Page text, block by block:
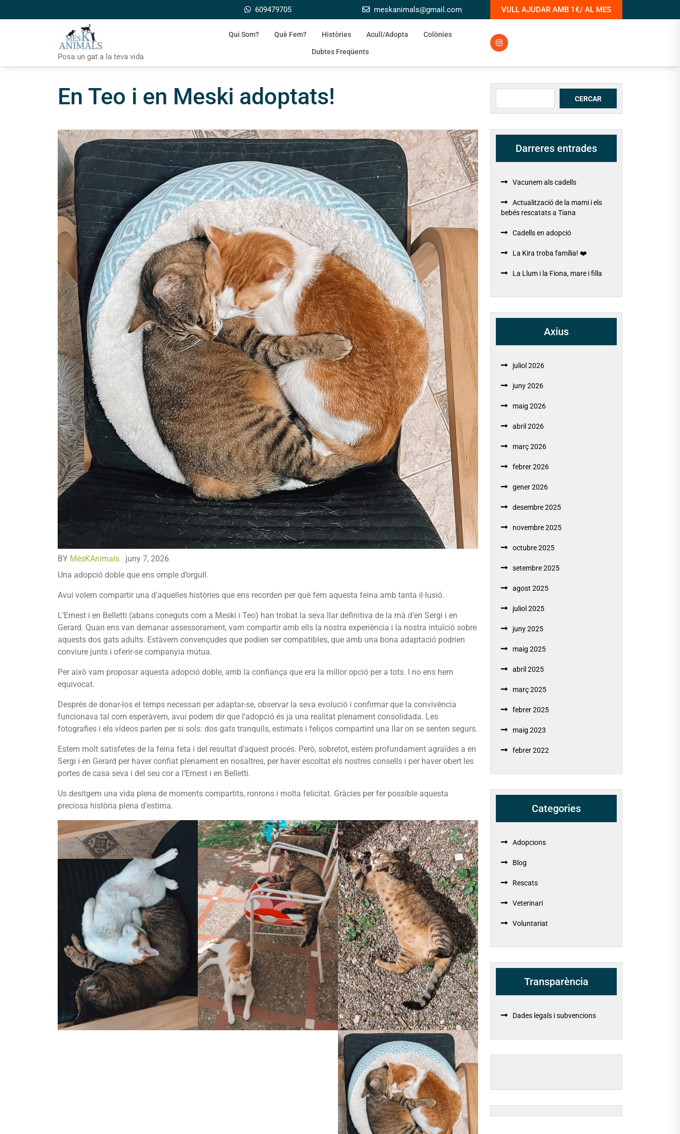
to
609479705 meskanimals@gmail.com VULL AJUDAR AMB 1€/ AL MES
Posa un gat a la teva vida
Qui Som? Què Fem? Històries Acull/Adopta Colònies
Dubtes Freqüents
En Teo i en Meski adoptats!
BY MésKAnimals
juny 7, 2026
Una adopció doble que ens omple d’orgull.
Avui volem compartir una d’aquelles històries que ens recorden per què fem aquesta feina amb tanta il·lusió.
L’Ernest i en Belletti (abans coneguts com a Meski i Teo) han trobat la seva llar definitiva de la mà d’en Sergi i en
Gerard. Quan ens van demanar assessorament, vam compartir amb ells la nostra experiència i la nostra intuïció sobre
aquests dos gats adults. Estàvem convençudes que podien ser compatibles, que amb una bona adaptació podrien
conviure junts i oferir-se companyia mútua.
Per això vam proposar aquesta adopció doble, amb la confiança que era la millor opció per a tots. I no ens hem
equivocat.
Després de donar-los el temps necessari per adaptar-se, observar la seva evolució i confirmar que la convivència
funcionava tal com esperàvem, avui podem dir que l’adopció és ja una realitat plenament consolidada. Les
fotografies i els vídeos parlen per si sols: dos gats tranquils, estimats i feliços compartint una llar on se senten segurs.
Estem molt satisfetes de la feina feta i del resultat d’aquest procés. Però, sobretot, estem profundament agraïdes a en
Sergi i en Gerard per haver confiat plenament en nosaltres, per haver escoltat els nostres consells i per haver obert les
portes de casa seva i del seu cor a l’Ernest i en Belletti.
Us desitgem una vida plena de moments compartits, ronrons i molta felicitat. Gràcies per fer possible aquesta
preciosa història plena d’estima.
Cerca CERCAR
Darreres entrades
Vacunem als cadells
Actualització de la mami i els
bebés rescatats a Tiana
Cadells en adopció
La Kira troba família! ❤️
La Llum i la Fiona, mare i filla
Axius
juliol 2026
juny 2026
maig 2026
abril 2026
març 2026
febrer 2026
gener 2026
desembre 2025
novembre 2025
octubre 2025
setembre 2025
agost 2025
juliol 2025
juny 2025
maig 2025
abril 2025
març 2025
febrer 2025
maig 2023
febrer 2022
Categories
Adopcions
Blog
Rescats
Veterinari
Voluntariat
Transparència
Dades legals i subvencions